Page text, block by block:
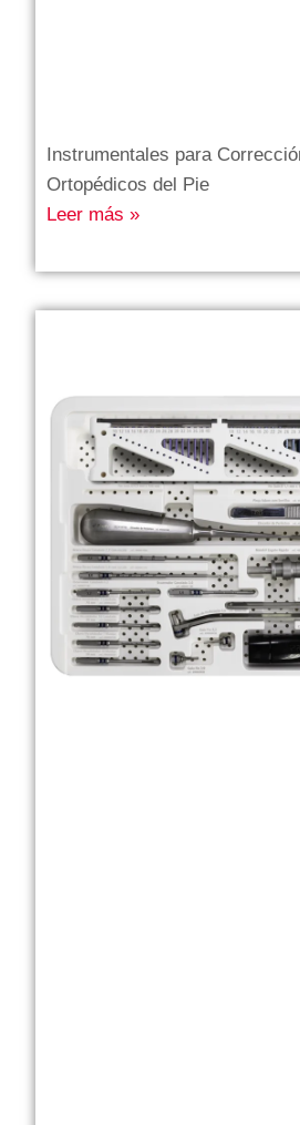
Instrumentales para
Ortopédicos del Pie
Leer más »